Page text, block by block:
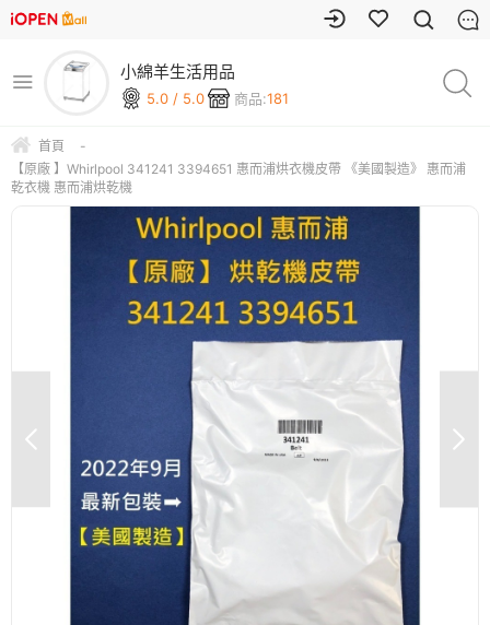
小綿羊生活用品
5.0 / 5.0 商品:181
首頁
-
【原廠 】Whirlpool 341241 3394651 惠而浦烘衣機皮帶 《美國製造》 惠而浦
乾衣機 惠而浦烘乾機